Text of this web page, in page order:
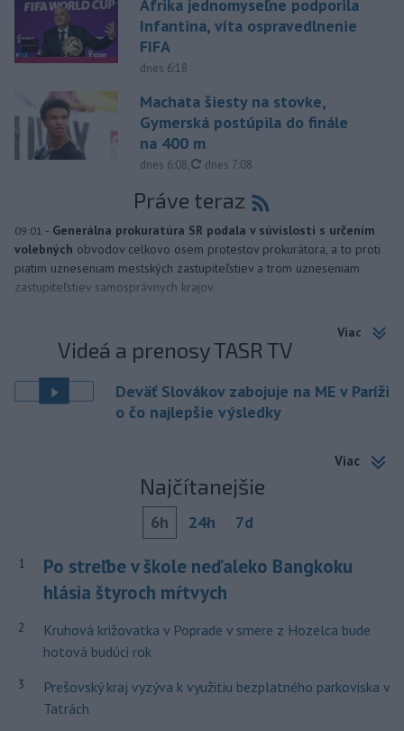
Afrika jednomyseľne podporila
Infantina, víta ospravedlnenie
FIFA
dnes 6:18
Machata šiesty na stovke,
Gymerská postúpila do finále
na 400 m
dnes 6:08, aktualizované
dnes 7:08
Práve teraz
09:01 - Generálna prokuratúra SR podala v súvislosti s určením
volebných obvodov celkovo osem protestov prokurátora, a to proti
piatim uzneseniam mestských zastupiteľstiev a trom uzneseniam
zastupiteľstiev samosprávnych krajov.
Viac
Videá a prenosy TASR TV
Deväť Slovákov zabojuje na ME v Paríži
o čo najlepšie výsledky
Viac
Najčítanejšie
6h 24h 7d
1
Po streľbe v škole neďaleko Bangkoku
hlásia štyroch mŕtvych
2
Kruhová križovatka v Poprade v smere z Hozelca bude
hotová budúci rok
3
Prešovský kraj vyzýva k využitiu bezplatného parkoviska v
Tatrách